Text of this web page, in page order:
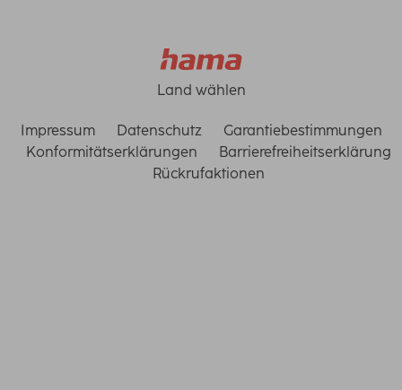
Land wählen
Impressum Datenschutz
Garantiebestimmungen
Konformitätserklärungen
Barrierefreiheitserklärung
Rückrufaktionen